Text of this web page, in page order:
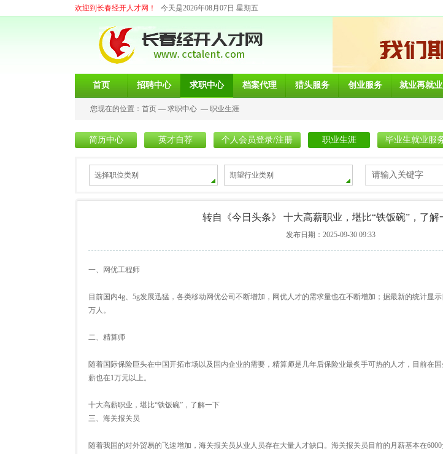
欢迎到长春经开人才网！ 今天是2026年08月07日 星期五
首页 招聘中心 求职中心 档案代理 猎头服务 创业服务 就业再就
您现在的位置： 首页 — 求职中心 — 职业生涯
简历中心 英才自荐 个人会员登录/注册 职业生涯 毕业生就业服
选择职位类别 期望行业类别 请输入关键字
转自《今日头条》 十大高薪职业，堪比“铁饭碗”，了解
发布日期：2025-09-30 09:33
一、网优工程师
目前国内4g、5g发展迅猛，各类移动网优公司不断增加，网优人才的需求量也在不断增加；据最新的统计显
万人。
二、精算师
随着国际保险巨头在中国开拓市场以及国内企业的需要，精算师是几年后保险业最炙手可热的人才，目前在
薪也在1万元以上。
十大高薪职业，堪比“铁饭碗”，了解一下
三、海关报关员
随着我国的对外贸易的飞速增加，海关报关员从业人员存在大量人才缺口。海关报关员目前的月薪基本在